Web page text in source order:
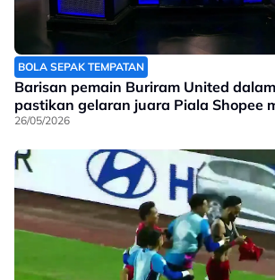
BOLA SEPAK TEMPATAN
Barisan pemain Buriram United
pastikan gelaran juara Piala Shopee
26/05/2026